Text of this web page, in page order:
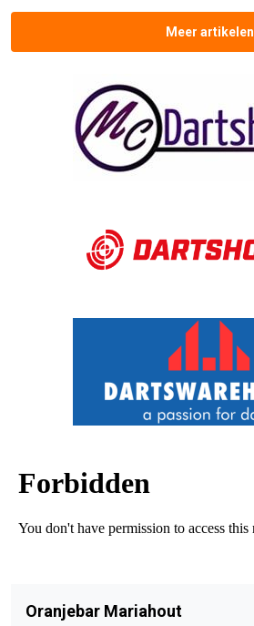
Meer artikelen
Oranjebar Mariahout